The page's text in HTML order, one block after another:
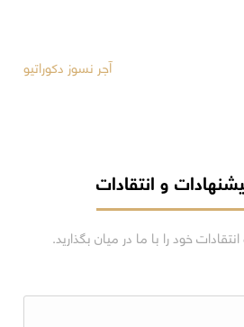
آجر نسوز دکوراتیو
و انتقادات
خود را با ما در میان بگذارید.